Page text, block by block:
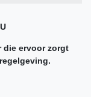
die ervoor zorgt